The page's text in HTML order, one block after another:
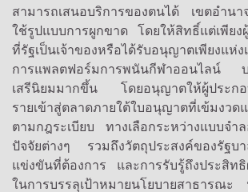
สามารถเสนอบริการของตนได้ เขตอำนา
ใช้รูปแบบการผูกขาด โดยให้สิทธิ์แต่เพียง
ที่รัฐเป็นเจ้าของหรือได้รับอนุญาตเพียงแห่ง
การแพลตฟอร์มการพนันกีฬาออนไลน์ บ
เสรีนิยมมากขึ้น โดยอนุญาตให้ผู้ประกอ
รายเข้าสู่ตลาดภายใต้ใบอนุญาตที่เข้มงวด
ตามกฎระเบียบ ทางเลือกระหว่างแบบจำ
ปัจจัยต่างๆ รวมถึงวัตถุประสงค์ของรัฐ
แข่งขันที่ต้องการ และการรับรู้ถึงประสิท
ในการบรรลุเป้าหมายนโยบายสาธารณ